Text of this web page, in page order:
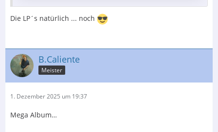
Die LP´s natürlich ... noch
B.Caliente
Meister
1. Dezember 2025 um 19:37
Mega Album…